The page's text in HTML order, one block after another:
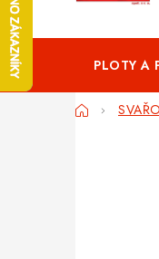
PLOTY A
Domů